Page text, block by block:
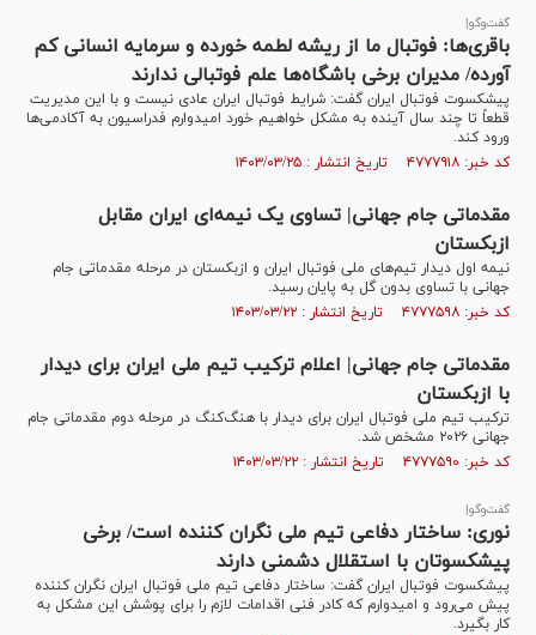
گفت‌وگو|
باقری‌ها: فوتبال ما از ریشه لطمه خورده و سرمایه انسانی کم
آورده/ مدیران برخی باشگاه‌ها علم فوتبالی ندارند
پیشکسوت فوتبال ایران گفت: شرایط فوتبال ایران عادی نیست و با این مدیریت
قطعاً تا چند سال آینده به مشکل خواهیم خورد امیدوارم فدراسیون به آکادمی‌ها
ورود کند.
کد خبر: ۴۷۷۷۹۱۸ تاریخ انتشار : ۱۴۰۳/۰۳/۲۵
مقدماتی جام جهانی| تساوی یک نیمه‌ای ایران مقابل
ازبکستان
نیمه اول دیدار تیم‌های ملی فوتبال ایران و ازبکستان در مرحله مقدماتی جام
جهانی با تساوی بدون گل به پایان رسید.
کد خبر: ۴۷۷۷۵۹۸ تاریخ انتشار : ۱۴۰۳/۰۳/۲۲
مقدماتی جام جهانی| اعلام ترکیب تیم ملی ایران برای دیدار
با ازبکستان
ترکیب تیم ملی فوتبال ایران برای دیدار با هنگ‌کنگ در مرحله دوم مقدماتی جام
جهانی ۲۰۲۶ مشخص شد.
کد خبر: ۴۷۷۷۵۹۰ تاریخ انتشار : ۱۴۰۳/۰۳/۲۲
گفت‌وگو|
نوری: ساختار دفاعی تیم ملی نگران کننده است/ برخی
پیشکسوتان با استقلال دشمنی دارند
پیشکسوت فوتبال ایران گفت: ساختار دفاعی تیم ملی فوتبال ایران نگران کننده
پیش می‌رود و امیدوارم که کادر فنی اقدامات لازم را برای پوشش این مشکل به
کار بگیرد.